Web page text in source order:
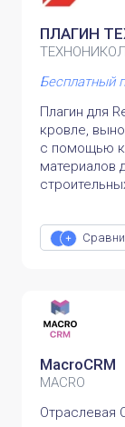
ПЛАГИН
Бесплатный
Плагин для
кровле,
с помощью
материалов
MacroCRM
MACRO
Отраслевая